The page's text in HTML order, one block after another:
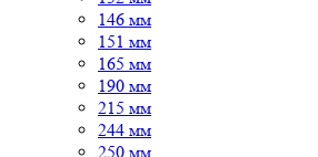
146 мм
151 мм
165 мм
190 мм
215 мм
244 мм
250 мм